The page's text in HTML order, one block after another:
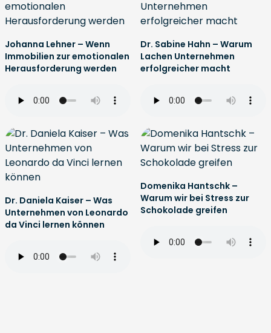
Johanna Lehner – Wenn
Immobilien zur emotionalen
Herausforderung werden
Dr. Sabine Hahn – Warum
Lachen Unternehmen
erfolgreicher macht
Dr. Daniela Kaiser – Was
Unternehmen von Leonardo
da Vinci lernen können
Domenika Hantschk –
Warum wir bei Stress zur
Schokolade greifen